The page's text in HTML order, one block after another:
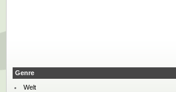
Genre
Welt